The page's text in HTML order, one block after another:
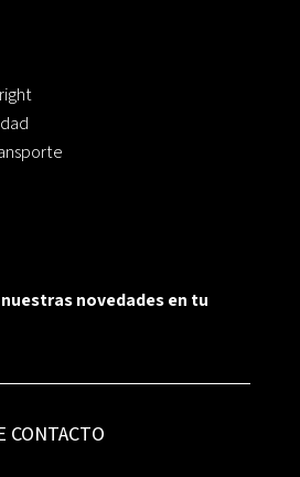
novedades en tu
CONTACTO